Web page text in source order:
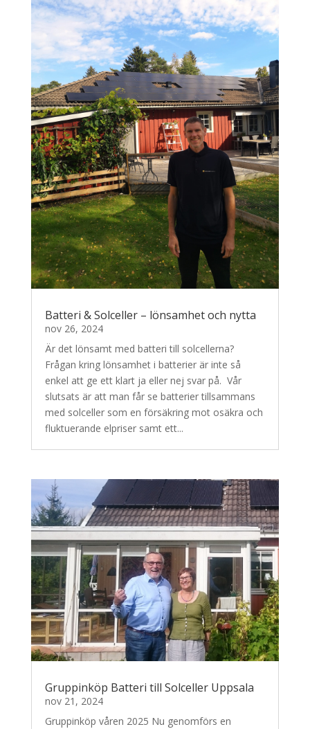
Batteri & Solceller – lönsamhet och nytta
nov 26, 2024
Är det lönsamt med batteri till solcellerna?
Frågan kring lönsamhet i batterier är inte så
enkel att ge ett klart ja eller nej svar på. Vår
slutsats är att man får se batterier tillsammans
med solceller som en försäkring mot osäkra och
fluktuerande elpriser samt ett...
Gruppinköp Batteri till Solceller Uppsala
nov 21, 2024
Gruppinköp våren 2025 Nu genomförs en